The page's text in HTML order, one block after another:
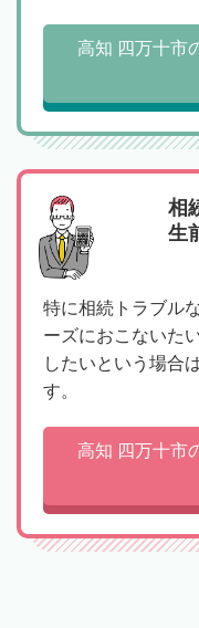
高知 四万十市
相
生
特に相続トラブル
ーズにおこないた
したいという場合
す。
高知 四万十市